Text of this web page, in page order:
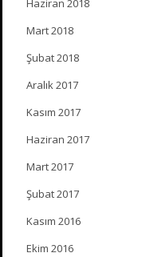
Haziran 2018
Mart 2018
Şubat 2018
Aralık 2017
Kasım 2017
Haziran 2017
Mart 2017
Şubat 2017
Kasım 2016
Ekim 2016